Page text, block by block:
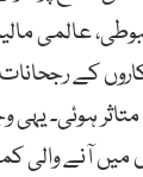
عالمی
کاروں کے
ہوئی۔ یہی
آنے والی